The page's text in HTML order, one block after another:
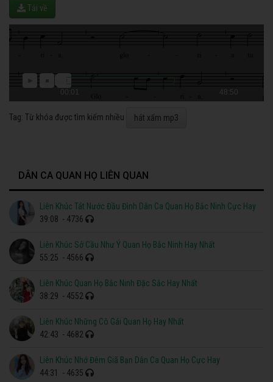
Tải về
00:01 48:50
Tag: Từ khóa được tìm kiếm nhiều hát xẩm mp3
DÂN CA QUAN HỌ LIÊN QUAN
Liên Khúc Tát Nước Đầu Đình Dân Ca Quan Họ Bắc Ninh Cực Hay
39:08 - 4736
Liên Khúc Sở Cầu Như Ý Quan Họ Bắc Ninh Hay Nhất
55:25 - 4566
Liên Khúc Quan Họ Bắc Ninh Đặc Sắc Hay Nhất
38:29 - 4552
Liên Khúc Những Cô Gái Quan Họ Hay Nhất
42:43 - 4682
Liên Khúc Nhớ Đêm Giã Bạn Dân Ca Quan Họ Cực Hay
44:31
- 4635